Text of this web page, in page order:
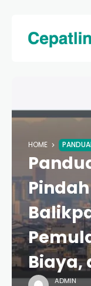
HOME
Biaya,
ADMIN